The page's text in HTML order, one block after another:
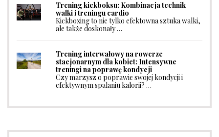
Trening kickboksu: Kombinacja technik
walki i treningu cardio
Kickboxing to nie tylko efektowna sztuka walki,
ale także doskonały …
Trening interwałowy na rowerze
stacjonarnym dla kobiet: Intensywne
treningi na poprawę kondycji
Czy marzysz o poprawie swojej kondycji i
efektywnym spalaniu kalorii? …